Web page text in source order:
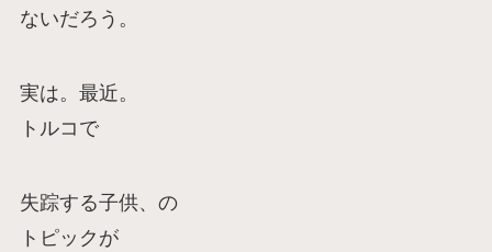
ないだろう。
実は。最近。
トルコで
失踪する子供、の
トピックが